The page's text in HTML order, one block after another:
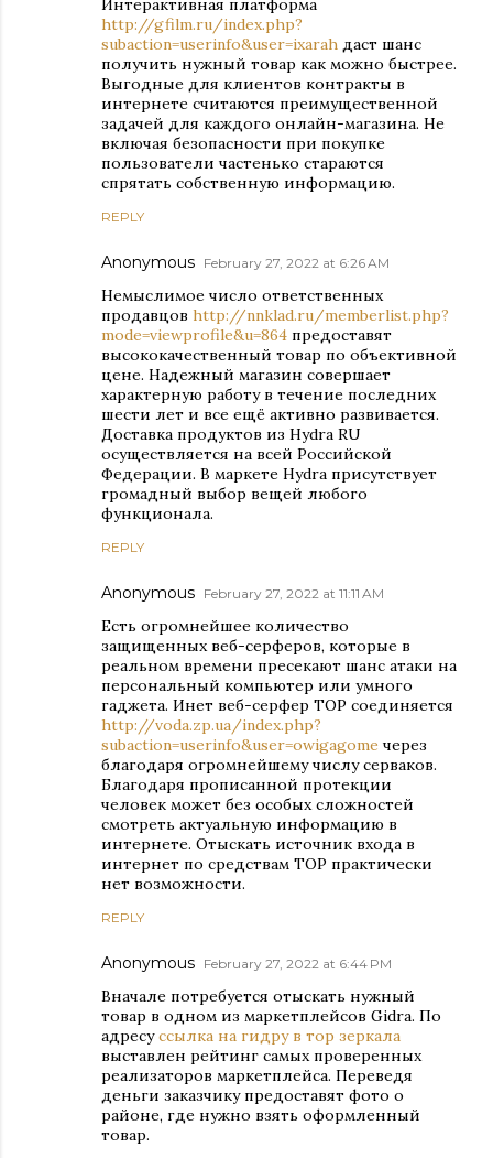
Интерактивная платформа
http://gfilm.ru/index.php?
subaction=userinfo&user=ixarah даст шанс
получить нужный товар как можно быстрее.
Выгодные для клиентов контракты в
интернете считаются преимущественной
задачей для каждого онлайн-магазина. Не
включая безопасности при покупке
пользователи частенько стараются
спрятать собственную информацию.
REPLY
Anonymous February 27, 2022 at 6:26 AM
Немыслимое число ответственных
продавцов http://nnklad.ru/memberlist.php?
mode=viewprofile&u=864 предоставят
высококачественный товар по объективной
цене. Надежный магазин совершает
характерную работу в течение последних
шести лет и все ещё активно развивается.
Доставка продуктов из Hydra RU
осуществляется на всей Российской
Федерации. В маркете Hydra присутствует
громадный выбор вещей любого
функционала.
REPLY
Anonymous February 27, 2022 at 11:11 AM
Есть огромнейшее количество
защищенных веб-серферов, которые в
реальном времени пресекают шанс атаки на
персональный компьютер или умного
гаджета. Инет веб-серфер ТОР соединяется
http://voda.zp.ua/index.php?
subaction=userinfo&user=owigagome через
благодаря огромнейшему числу серваков.
Благодаря прописанной протекции
человек может без особых сложностей
смотреть актуальную информацию в
интернете. Отыскать источник входа в
интернет по средствам ТОР практически
нет возможности.
REPLY
Anonymous February 27, 2022 at 6:44 PM
Вначале потребуется отыскать нужный
товар в одном из маркетплейсов Gidra. По
адресуссылка на гидру в тор зеркала
выставлен рейтинг самых проверенных
реализаторов маркетплейса. Переведя
деньги заказчику предоставят фото о
районе, где нужно взять оформленный
товар.